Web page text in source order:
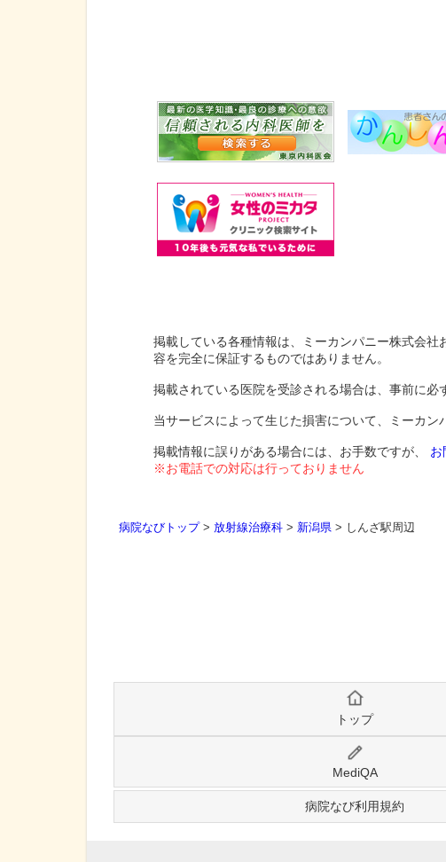
掲載している各種情報は、ミーカンパニー株式会社
容を完全に保証するものではありません。
掲載されている医院を受診される場合は、事前に必
当サービスによって生じた損害について、ミーカン
掲載情報に誤りがある場合には、お手数ですが、 お
※お電話での対応は行っておりません
病院なびトップ> 放射線治療科 > 新潟県 > しんざ駅周辺
トップ
MediQA
病院なび利用規約